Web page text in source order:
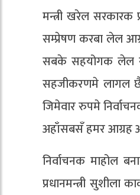
मन्त्री खरेल सरकारक
सम्प्रेषण करबा लेल
सबके सहयोगक लेल
सहजीकरणमे लागल
जिमेवार रुपमे
अहाँसबसँ हमर आग्रह
निर्वाचनक माहोल
प्रधानमन्त्री सुशीला